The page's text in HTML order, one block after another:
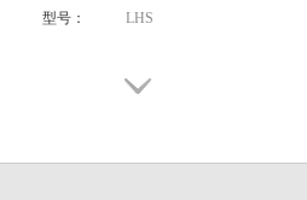
型号：
LHS